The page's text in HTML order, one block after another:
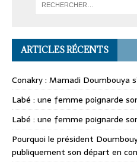
ARTICLES RÉCENTS
Conakry : Mamadi Doumbouya
Labé : une femme poignarde
Labé : une femme poignarde
Pourquoi le président
publiquement son départ en